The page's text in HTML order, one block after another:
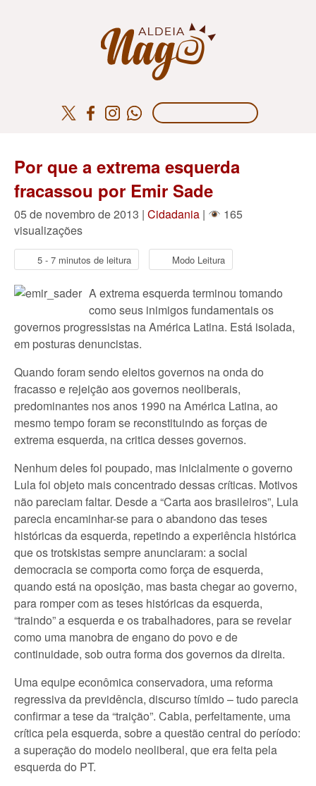
Por que a extrema esquerda
fracassou por Emir Sade
05 de novembro de 2013 | Cidadania |
165
visualizações
5 - 7 minutos de leitura Modo Leitura
A extrema esquerda terminou tomando
como seus inimigos fundamentais os
governos progressistas na América Latina. Está isolada,
em posturas denuncistas.
Quando foram sendo eleitos governos na onda do
fracasso e rejeição aos governos neoliberais,
predominantes nos anos 1990 na América Latina, ao
mesmo tempo foram se reconstituindo as forças de
extrema esquerda, na critica desses governos.
Nenhum deles foi poupado, mas inicialmente o governo
Lula foi objeto mais concentrado dessas críticas. Motivos
não pareciam faltar. Desde a “Carta aos brasileiros”, Lula
parecia encaminhar-se para o abandono das teses
históricas da esquerda, repetindo a experiência histórica
que os trotskistas sempre anunciaram: a social
democracia se comporta como força de esquerda,
quando está na oposição, mas basta chegar ao governo,
para romper com as teses históricas da esquerda,
“traindo” a esquerda e os trabalhadores, para se revelar
como uma manobra de engano do povo e de
continuidade, sob outra forma dos governos da direita.
Uma equipe econômica conservadora, uma reforma
regressiva da previdência, discurso tímido – tudo parecia
confirmar a tese da “traição”. Cabia, perfeitamente, uma
crítica pela esquerda, sobre a questão central do período:
a superação do modelo neoliberal, que era feita pela
esquerda do PT.